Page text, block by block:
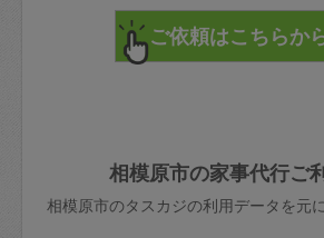
直前キャンセル料：
72時間前〜24時間前＝依頼
依頼者不在による当日キャン
金額の100%＋交通費全額
みてください。
その後、一番気に入ったタス
てください。
不在時に部屋に入るためにタ
きた場合は損害保険の対象外
ご注意ください。
で、必ず鍵のかかるロッカー
れて依頼者の責任の元管理す
けてください。
玉、など
あわせてこちらも参照くだ
相模原市の家事代行ご
相模原市のタスカジの利用データを元